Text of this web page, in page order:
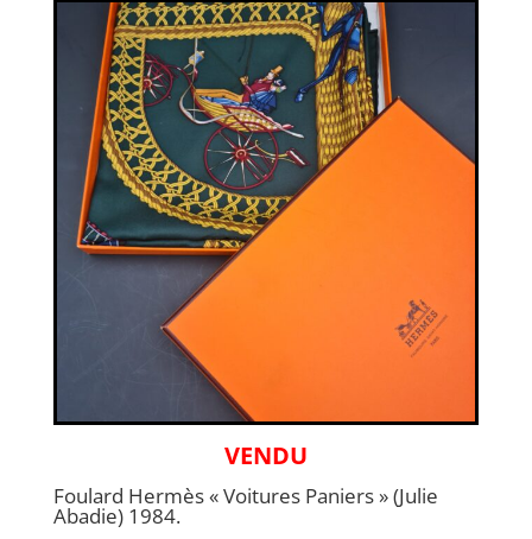
VENDU
Foulard Hermès « Voitures Paniers » (Julie
Abadie) 1984.